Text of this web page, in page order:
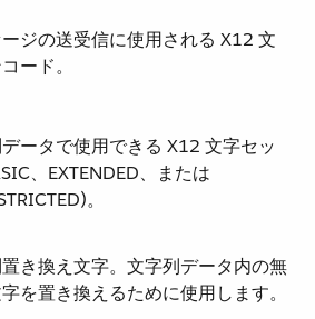
ジの送受信に使用される X12 文
ード。
ータで使用できる X12 文字セッ
、EXTENDED、または
。
き換え文字。文字列データ内の無
を置き換えるために使用します。